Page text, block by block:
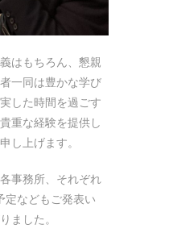
はもちろん、懇親
一同は豊かな学び
した時間を過ごす
重な経験を提供し
し上げます。
事務所、それぞれ
などもご発表い
ました。